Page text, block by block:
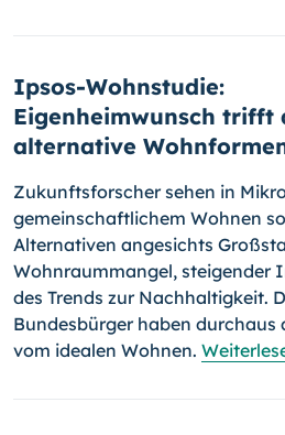
Ipsos-Wohnstudie:
Eigenheimwunsch trifft
alternative
Zukunftsforscher sehen in
gemeinschaftlichem Woh­nen
Alternativen angesichts
Wohnraummangel, steigender
des Trends zur Nachhaltigkeit.
Bundesbürger haben durchaus
vom idealen Wohnen.